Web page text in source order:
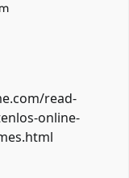
read-
online-